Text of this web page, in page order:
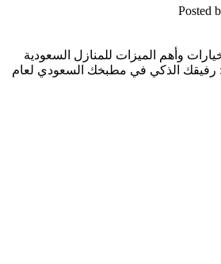
Posted
وأهم الميزات للمنازل السعودية
رفيقك الذكي في مطبخك السعودي لعام